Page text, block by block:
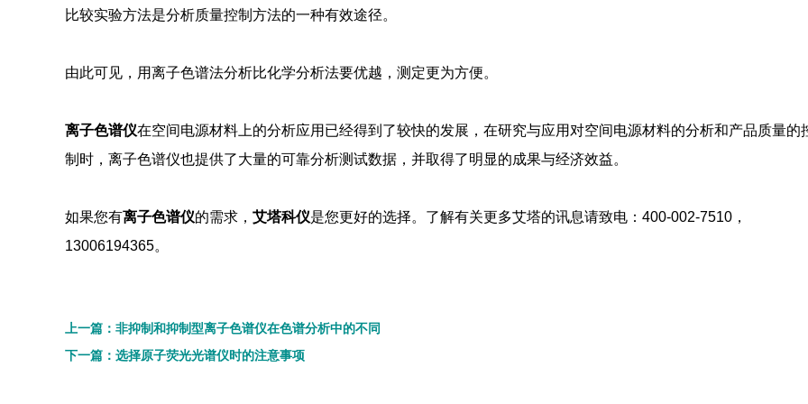
比较实验方法是分析质量控制方法的一种有效途径。
由此可见，用离子色谱法分析比化学分析法要优越，测定更为方便。
离子色谱仪在空间电源材料上的分析应用已经得到了较快的发展，在研究与应用对空间电源材料的分析和产品质量的
制时，离子色谱仪也提供了大量的可靠分析测试数据，并取得了明显的成果与经济效益。
如果您有离子色谱仪的需求， 艾塔科仪是您更好的选择。了解有关更多艾塔的讯息请致电：400-002-7510，
13006194365。
上一篇：非抑制和抑制型离子色谱仪在色谱分析中的不同
下一篇：选择原子荧光光谱仪时的注意事项